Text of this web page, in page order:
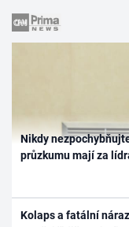
Nikdy
průzkumu mají za
Kolaps a fatální